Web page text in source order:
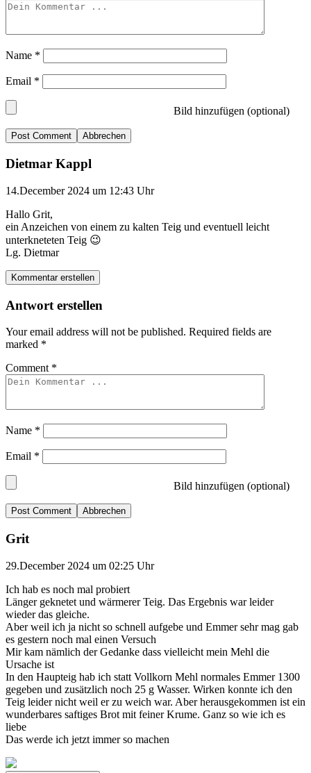
Name *
Email *
Bild hinzufügen (optional)
Abbrechen
Dietmar Kappl
14.December 2024 um 12:43 Uhr
Hallo Grit,
ein Anzeichen von einem zu kalten Teig und eventuell leicht
unterkneteten Teig 😉
Lg. Dietmar
Kommentar erstellen
Antwort erstellen
Your email address will not be published. Required fields are
marked *
Comment *
Name *
Email *
Bild hinzufügen (optional)
Abbrechen
Grit
29.December 2024 um 02:25 Uhr
Ich hab es noch mal probiert
Länger geknetet und wärmerer Teig. Das Ergebnis war leider
wieder das gleiche.
Aber weil ich ja nicht so schnell aufgebe und Emmer sehr mag gab
es gestern noch mal einen Versuch
Mir kam nämlich der Gedanke dass vielleicht mein Mehl die
Ursache ist
In den Haupteig hab ich statt Vollkorn Mehl normales Emmer 1300
gegeben und zusätzlich noch 25 g Wasser. Wirken konnte ich den
Teig leider nicht weil er zu weich war. Aber herausgekommen ist ein
wunderbares saftiges Brot mit feiner Krume. Ganz so wie ich es
liebe
Das werde ich jetzt immer so machen